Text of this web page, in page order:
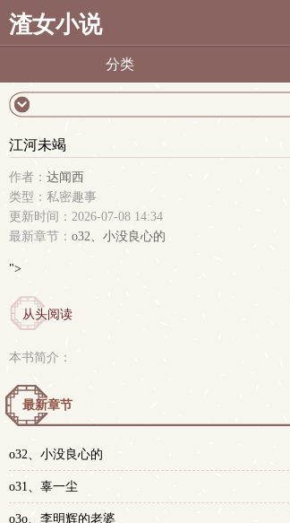
渣女小说
分类
江河未竭
作者： 达闻西
类型：私密趣事
更新时间：2026-07-08 14:34
最新章节： o32、小没良心的
">
从头阅读
本书简介：
最新章节
o32、小没良心的
o31、辜一尘
o3o、李明辉的老婆